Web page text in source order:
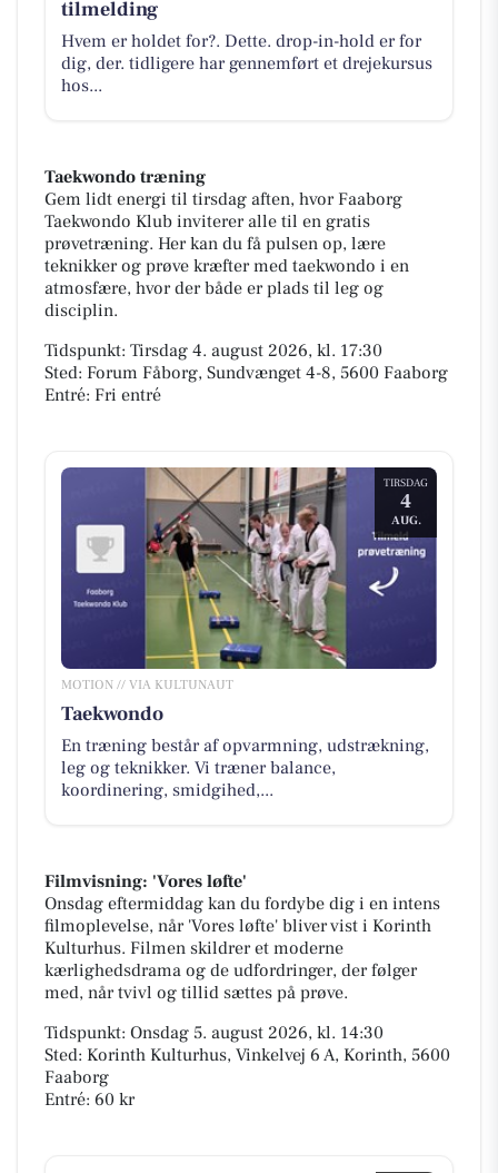
tilmelding
Hvem er holdet for?. Dette. drop-in-hold er for
dig, der. tidligere har gennemført et drejekursus
hos...
Taekwondo træning
Gem lidt energi til tirsdag aften, hvor Faaborg
Taekwondo Klub inviterer alle til en gratis
prøvetræning. Her kan du få pulsen op, lære
teknikker og prøve kræfter med taekwondo i en
atmosfære, hvor der både er plads til leg og
disciplin.
Tidspunkt: Tirsdag 4. august 2026, kl. 17:30
Sted: Forum Fåborg, Sundvænget 4-8, 5600 Faaborg
Entré: Fri entré
TIRSDAG
4
AUG.
MOTION // VIA KULTUNAUT
Taekwondo
En træning består af opvarmning, udstrækning,
leg og teknikker. Vi træner balance,
koordinering, smidgihed,...
Filmvisning: 'Vores løfte'
Onsdag eftermiddag kan du fordybe dig i en intens
filmoplevelse, når 'Vores løfte' bliver vist i Korinth
Kulturhus. Filmen skildrer et moderne
kærlighedsdrama og de udfordringer, der følger
med, når tvivl og tillid sættes på prøve.
Tidspunkt: Onsdag 5. august 2026, kl. 14:30
Sted: Korinth Kulturhus, Vinkelvej 6 A, Korinth, 5600
Faaborg
Entré: 60 kr